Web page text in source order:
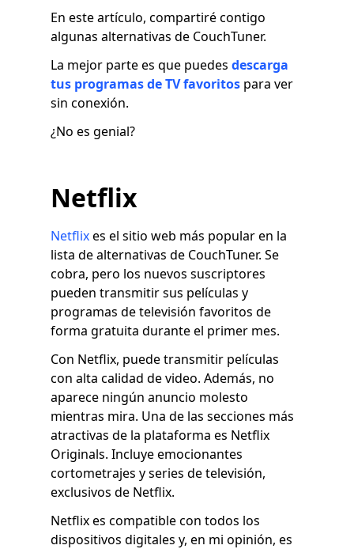
En este artículo, compartiré contigo
algunas alternativas de CouchTuner.
La mejor parte es que puedes descarga
tus programas de TV favoritos para ver
sin conexión.
¿No es genial?
Netflix
Netflixes el sitio web más popular en la
lista de alternativas de CouchTuner. Se
cobra, pero los nuevos suscriptores
pueden transmitir sus películas y
programas de televisión favoritos de
forma gratuita durante el primer mes.
Con Netflix, puede transmitir películas
con alta calidad de video. Además, no
aparece ningún anuncio molesto
mientras mira. Una de las secciones más
atractivas de la plataforma es Netflix
Originals. Incluye emocionantes
cortometrajes y series de televisión,
exclusivos de Netflix.
Netflix es compatible con todos los
dispositivos digitales y, en mi opinión, es